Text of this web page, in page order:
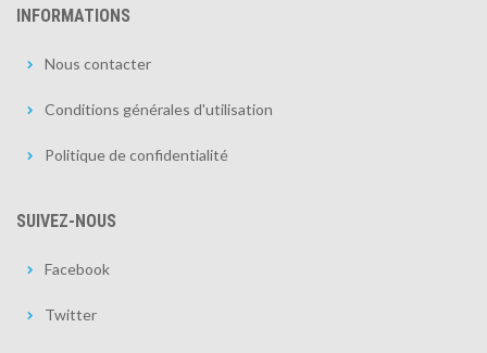
INFORMATIONS
Nous contacter
Conditions générales d'utilisation
Politique de confidentialité
SUIVEZ-NOUS
Facebook
Twitter